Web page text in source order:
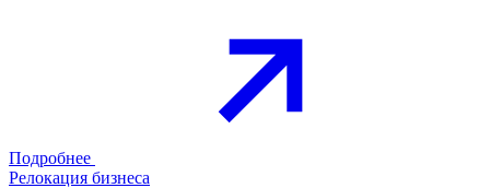
Подробнее
Релокация бизнеса